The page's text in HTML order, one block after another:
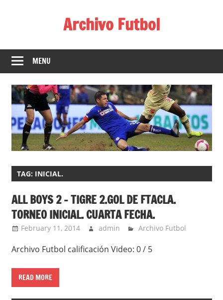
Archivo Futbol
Mejor
de
de
fútbol
MENU
TAG: INICIAL.
ALL BOYS 2 – TIGRE 2.GOL DE FTACLA.
TORNEO INICIAL. CUARTA FECHA.
February 11, 2014 admin Archivo Futbol
Archivo Futbol calificación Video: 0 / 5
READ MORE